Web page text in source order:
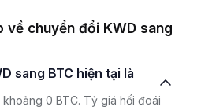
về chuyển đổi KWD sang
0 BTC. Tỷ giá hối đoái